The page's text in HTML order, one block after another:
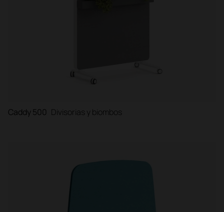
Caddy 500 Divisorias y biombos